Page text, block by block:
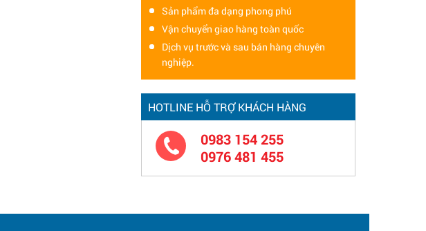
Sản phẩm đa dạng phong phú
Vận chuyển giao hàng toàn quốc
Dịch vụ trước và sau bán hàng chuyên
nghiệp.
HOTLINE HỖ TRỢ KHÁCH HÀNG
0983 154 255
0976 481 455